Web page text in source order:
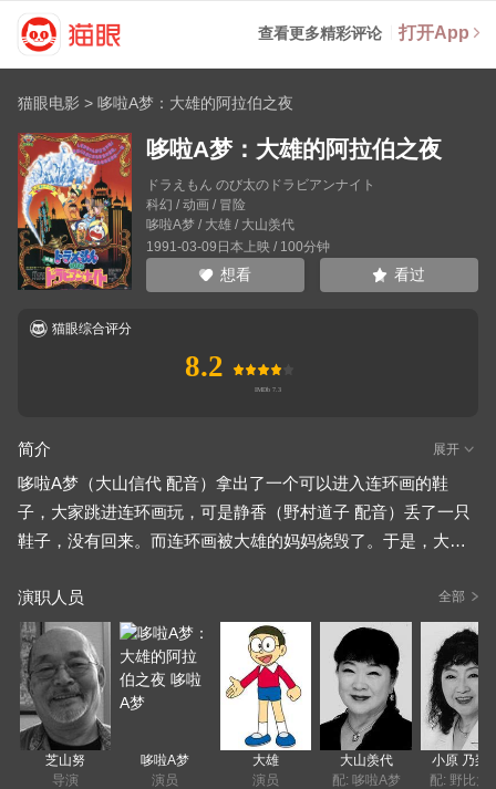
查看更多精彩评论 打开App
猫眼电影 >哆啦A梦：大雄的阿拉伯之夜
哆啦A梦：大雄的阿拉伯之夜
ドラえもん のび太のドラビアンナイト
科幻 / 动画 / 冒险
哆啦A梦 / 大雄/ 大山羡代
1991-03-09日本上映 / 100分钟
想看 看过
猫眼综合评分
8.2
简介 展开
哆啦A梦（大山信代 配音）拿出了一个可以进入连环画的鞋
子，大家跳进连环画玩，可是静香（野村道子 配音）丢了一只
鞋子，没有回来。而连环画被大雄的妈妈烧毁了。于是，大家
香的下落。静香是被奴隶贩子拐走了，而大家先是遭遇四十大
盗，哆啦A梦的口袋也被偷了，然后大家在海上遭遇暴风雨，拣
回一条命被冲到了大沙漠，只能在一望无际的沙漠里艰辛的寻
找静香的下落。沙漠里，大家经受着常人无法忍受的困难，大
雄严重中暑昏迷，小夫屡屡看到幻像。他们后来发现了一个黄
金宫，国王是《一千零一夜》里的风云人物水手辛伯达，他有
着大魔神，神灯，飞毯等许多不可思议的，只会出现在《一千
演职人员 全部
芝山努
导演
哆啦A梦
演员
大雄
演员
大山羡代
配: 哆啦A梦
小原 乃梨
配: 野比大